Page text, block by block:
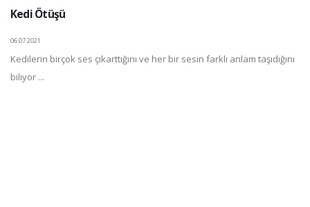
Kedi Ötüşü
06.07.2021
Kedilerin birçok ses çıkarttığını ve her bir sesin farklı anlam taşıdığını
biliyor ...